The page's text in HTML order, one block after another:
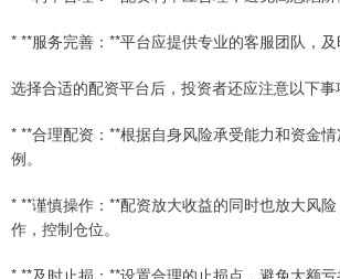
* **服务完善：**平台应提供专业的客服团队，及
选择合适的配资平台后，投资者还应注意以下事
* **合理配资：**根据自身风险承受能力和资金
例。
* **谨慎操作：**配资放大收益的同时也放大风
作，控制仓位。